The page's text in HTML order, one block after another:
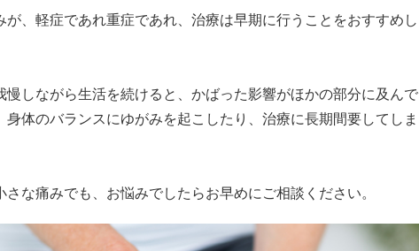
が、軽症であれ重症であれ、治療は早期に行うことをおすすめし
慢しながら生活を続けると、かばった影響がほかの部分に及んで
身体のバランスにゆがみを起こしたり、治療に長期間要してしま
さな痛みでも、お悩みでしたらお早めにご相談ください。